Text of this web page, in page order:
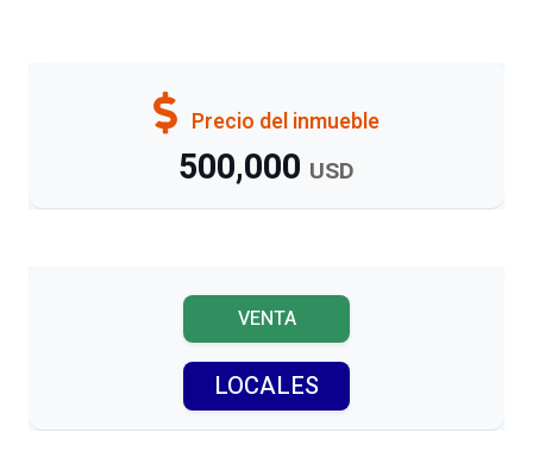
Precio del inmueble
500,000 USD
VENTA
LOCALES